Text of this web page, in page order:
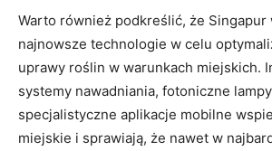
Warto również ​podkreślić,‌ że Singapur
najnowsze‌ technologie ⁤w celu‌
uprawy roślin w warunkach​ miejskich.
systemy nawadniania, fotoniczne
specjalistyczne⁣ aplikacje ⁢mobilne⁣
miejskie i sprawiają, że‌ nawet⁣ w